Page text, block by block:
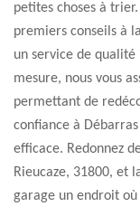
petites choses à
premiers conseils à
un service de
mesure, nous vous
permettant de
confiance à
efficace. Redonnez
Rieucaze, 31800, et
garage un endroit